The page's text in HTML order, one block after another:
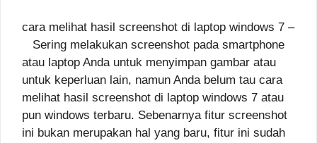
cara melihat hasil screenshot di laptop windows 7 –
Sering melakukan screenshot pada smartphone
atau laptop Anda untuk menyimpan gambar atau
untuk keperluan lain, namun Anda belum tau cara
melihat hasil screenshot di laptop windows 7 atau
pun windows terbaru. Sebenarnya fitur screenshot
ini bukan merupakan hal yang baru, fitur ini sudah